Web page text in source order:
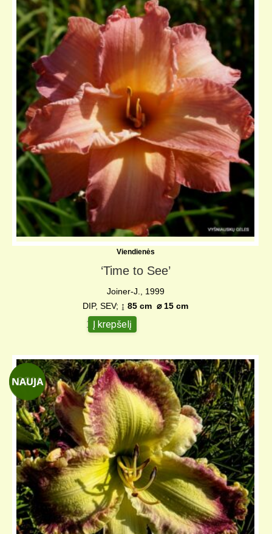
Viendienės
‘Time to See’
Joiner-J., 1999
DIP, SEV; ↨ 85 cm ⌀15 cm
18,00€
Į krepšelį
-32%